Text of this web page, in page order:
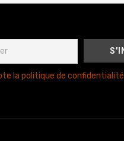
la politique de confidentialité